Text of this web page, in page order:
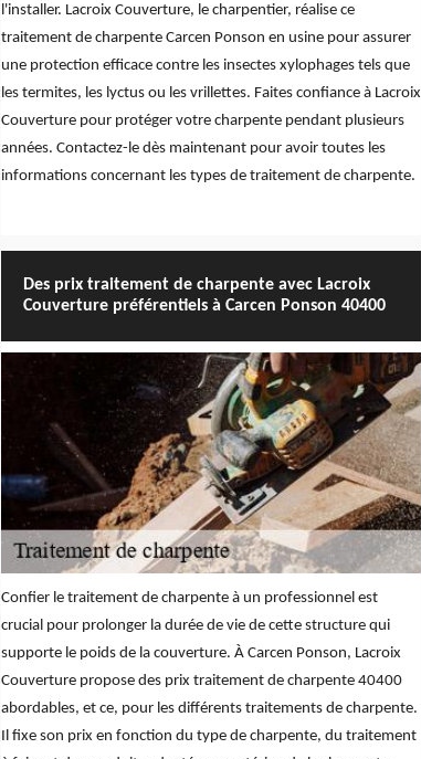
l'installer. Lacroix Couverture, le charpentier, réalise ce
traitement de charpente Carcen Ponson en usine pour assurer
une protection efficace contre les insectes xylophages tels que
les termites, les lyctus ou les vrillettes. Faites confiance à Lacroix
Couverture pour protéger votre charpente pendant plusieurs
années. Contactez-le dès maintenant pour avoir toutes les
informations concernant les types de traitement de charpente.
Des prix traitement de charpente avec Lacroix
Couverture préférentiels à Carcen Ponson 40400
Confier le traitement de charpente à un professionnel est
crucial pour prolonger la durée de vie de cette structure qui
supporte le poids de la couverture. À Carcen Ponson, Lacroix
Couverture propose des prix traitement de charpente 40400
abordables, et ce, pour les différents traitements de charpente.
Il fixe son prix en fonction du type de charpente, du traitement